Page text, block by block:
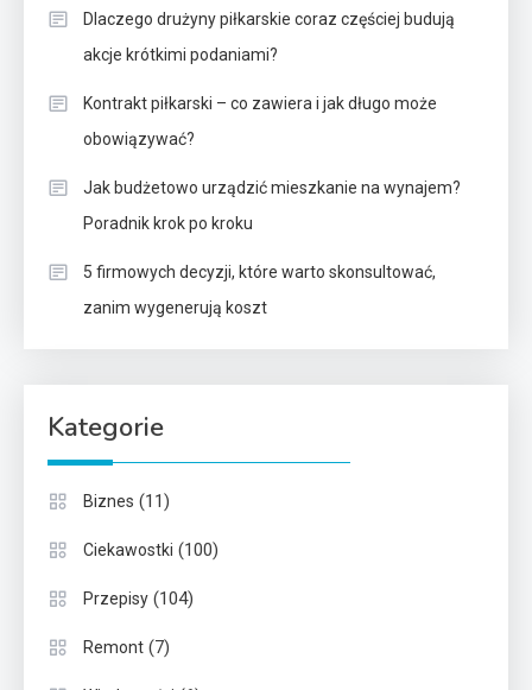
Dlaczego drużyny piłkarskie coraz częściej budują
akcje krótkimi podaniami?
Kontrakt piłkarski – co zawiera i jak długo może
obowiązywać?
Jak budżetowo urządzić mieszkanie na wynajem?
Poradnik krok po kroku
5 firmowych decyzji, które warto skonsultować,
zanim wygenerują koszt
Kategorie
Biznes (11)
Ciekawostki (100)
Przepisy (104)
Remont (7)